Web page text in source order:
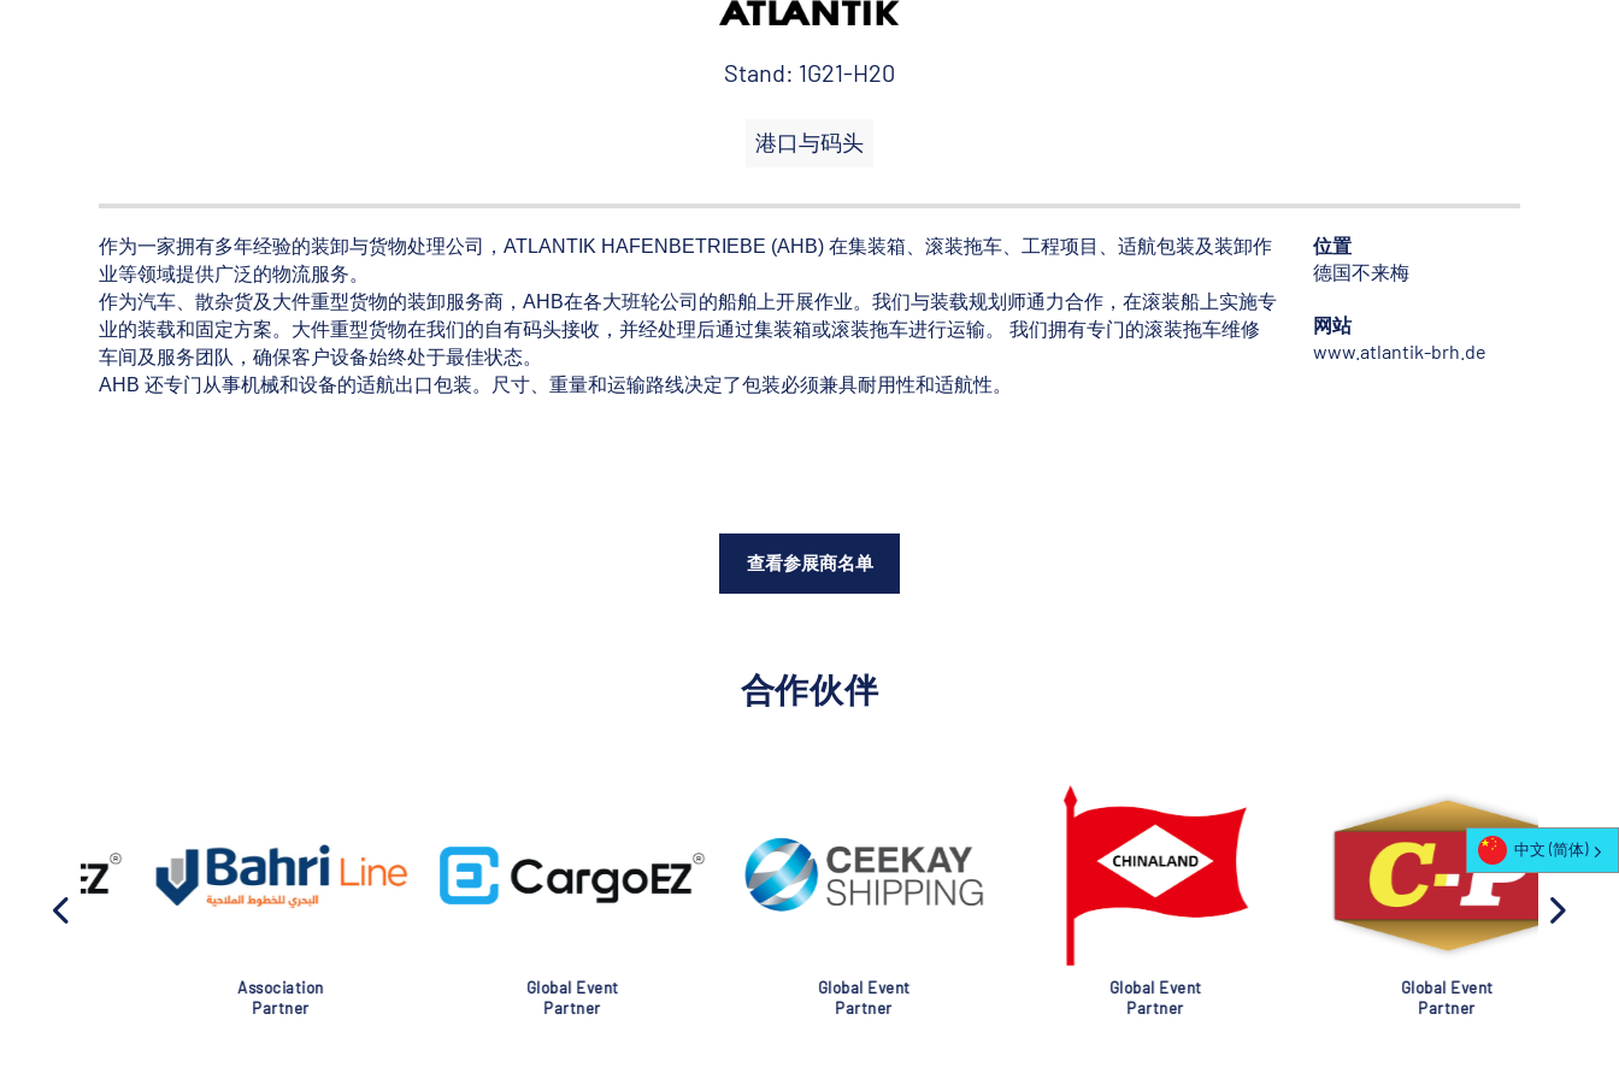
Stand: 1G21-H20
港口与码头
作为一家拥有多年经验的装卸与货物处理公司，ATLANTIK HAFENBETRIEBE (AHB) 在集装箱、滚装拖车、工程项目、适航包装及装卸作
业等领域提供广泛的物流服务。
作为汽车、散杂货及大件重型货物的装卸服务商，AHB在各大班轮公司的船舶上开展作业。我们与装载规划师通力合作，在滚装船上实施专
业的装载和固定方案。大件重型货物在我们的自有码头接收，并经处理后通过集装箱或滚装拖车进行运输。 我们拥有专门的滚装拖车维修
车间及服务团队，确保客户设备始终处于最佳状态。
AHB 还专门从事机械和设备的适航出口包装。尺寸、重量和运输路线决定了包装必须兼具耐用性和适航性。
位置
德国不来梅
网站
www.atlantik-brh.de
查看参展商名单
合作伙伴
Association
Global Event
Global Event
Global Event
Global Event
中文 (简体)